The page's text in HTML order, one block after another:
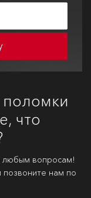
что
любым вопросам!
позвоните нам по